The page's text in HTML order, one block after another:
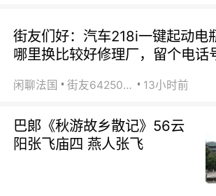
街友们好：汽车218i一键起动电
哪里换比较好修理厂，留个电话
闲聊法国 街友64250024 13小时前
巴郞《秋游故乡散记》56云
阳张飞庙四 燕人张飞